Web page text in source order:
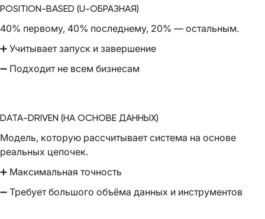
POSITION-BASED (U-ОБРАЗНАЯ)
40% первому, 40% последнему, 20% — остальным.
➕ Учитывает запуск и завершение
➖ Подходит не всем бизнесам
DATA-DRIVEN (НА ОСНОВЕ ДАННЫХ)
Модель, которую рассчитывает система на основе
реальных цепочек.
➕ Максимальная точность
➖ Требует большого объёма данных и инструментов